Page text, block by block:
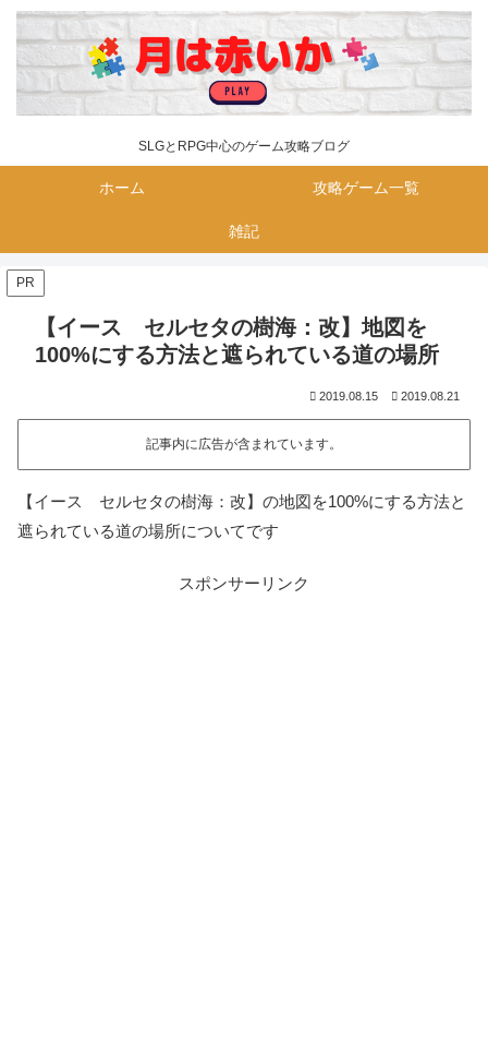
SLGとRPG中心のゲーム攻略ブログ
ホーム 攻略ゲーム一覧
雑記
PR
【イース セルセタの樹海：改】地図を
100%にする方法と遮られている道の場所
2019.08.15 2019.08.21
記事内に広告が含まれています。
【イース セルセタの樹海：改】の地図を100%にする方法と
遮られている道の場所についてです
スポンサーリンク